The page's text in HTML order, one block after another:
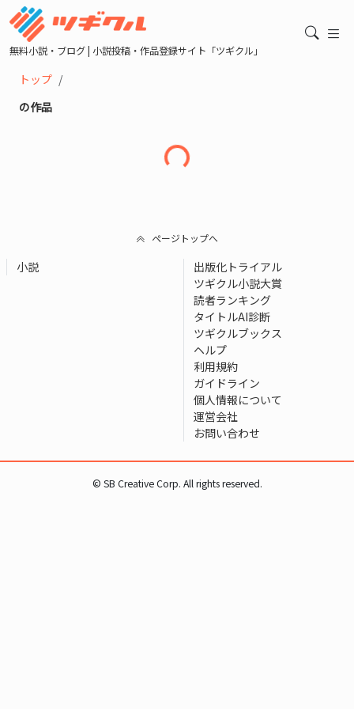
無料小説・ブログ | 小説投稿・作品登録サイト「ツギクル」
トップ
の作品
読み込み中...
ページトップへ
小説
出版化トライアル
ツギクル小説大賞
読者ランキング
タイトルAI診断
ツギクルブックス
ヘルプ
利用規約
ガイドライン
個人情報について
運営会社
お問い合わせ
© SB Creative Corp. All rights reserved.